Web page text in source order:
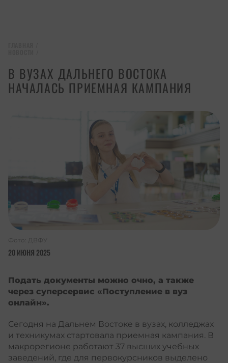
В ВУЗАХ ДАЛЬНЕГО ВОСТОКА
НАЧАЛАСЬ ПРИЕМНАЯ КАМПАНИЯ
20 ИЮНЯ 2025
Фото: ДВФУ
Подать документы можно очно, а также
через суперсервис «Поступление в вуз
онлайн».
Сегодня на Дальнем Востоке в вузах, колледжах
и техникумах стартовала приемная кампания. В
макрорегионе работают 37 высших учебных
заведений, где для первокурсников выделено